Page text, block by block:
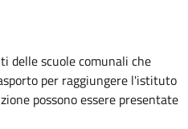
delle scuole comunali che
per raggiungere l'istituto
possono essere presentate